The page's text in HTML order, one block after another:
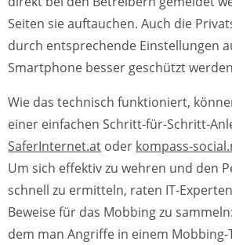
Seiten sie auftauchen. Auch die
durch entsprechende Einstellungen
Smartphone besser geschützt
Wie das technisch funktioniert,
einer einfachen Schritt-für-Schritt-
SaferInternet.at oder kompass-
Um sich effektiv zu wehren und den
schnell zu ermitteln, raten IT-
Beweise für das Mobbing zu
dem man Angriffe in einem Mobbing-